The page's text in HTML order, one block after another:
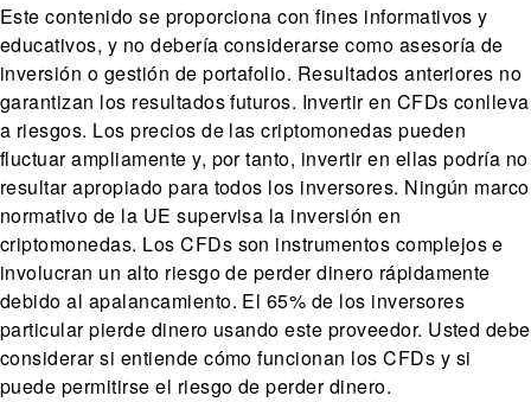
Este contenido se proporciona con fines informativos y
educativos, y no debería considerarse como asesoría de
inversión o gestión de portafolio. Resultados anteriores no
garantizan los resultados futuros. Invertir en CFDs conlleva
a riesgos. Los precios de las criptomonedas pueden
fluctuar ampliamente y, por tanto, invertir en ellas podría no
resultar apropiado para todos los inversores. Ningún marco
normativo de la UE supervisa la inversión en
criptomonedas. Los CFDs son instrumentos complejos e
involucran un alto riesgo de perder dinero rápidamente
debido al apalancamiento. El 65% de los inversores
particular pierde dinero usando este proveedor. Usted debe
considerar si entiende cómo funcionan los CFDs y si
puede permitirse el riesgo de perder dinero.